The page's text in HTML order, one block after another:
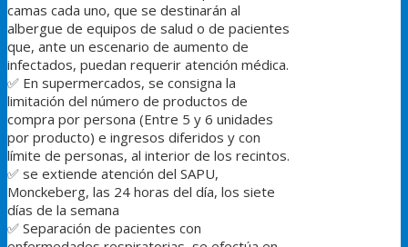
camas cada uno, que se destinarán al
albergue de equipos de salud o de pacientes
que, ante un escenario de aumento de
infectados, puedan requerir atención médica.
✅ En supermercados, se consigna la
limitación del número de productos de
compra por persona (Entre 5 y 6 unidades
por producto) e ingresos diferidos y con
límite de personas, al interior de los recintos.
✅ se extiende atención del SAPU,
Monckeberg, las 24 horas del día, los siete
días de la semana
✅ Separación de pacientes con